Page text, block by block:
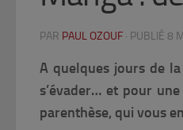
PAR PAUL OZOUF · PUBLIÉ 8
A quelques jours de
s’évader… et pour
parenthèse, qui vous